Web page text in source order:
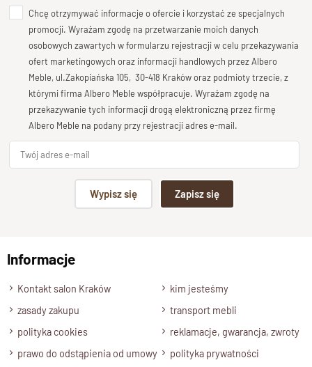
tradycyjnych drewnianych prowadnicach.
Wysokość szuflad to 20 cm, więc mogą też pomieścić
kolekcje płyt CD. Zaraz pod 8 cm listwą blatu znalazł się otwór
na sprzęt o wymiarach 164 cm x 17 cm, który spokojnie
pomieści dekoder, amplituner czy konsole gier. Dwa otwory w
drewnianych plecach komody przydadzą się do przeciągnięcia
kabli do gniazdka.
Specyfikacja techniczna produktu
Styl
Nowoczesny , Kolekcja GOA
Długość
Dodaj opinię o produkcie
Twoja ocena
Bardzo dobry
Twoja opinia o produkcie
Podpis
Wyślij opinię
Chcę otrzymywać informacje o ofercie i korzystać ze specjalnych
promocji. Wyrażam zgodę na przetwarzanie moich danych
osobowych zawartych w formularzu rejestracji w celu przekazywania
ofert marketingowych oraz informacji handlowych przez Albero
Meble, ul.Zakopiańska 105, 30-418 Kraków oraz podmioty trzecie, z
którymi firma Albero Meble współpracuje. Wyrażam zgodę na
przekazywanie tych informacji drogą elektroniczną przez firmę
Albero Meble na podany przy rejestracji adres e-mail.
Wypisz się Zapisz się
Informacje
Kontakt salon Kraków
kim jesteśmy
zasady zakupu
transport mebli
polityka cookies
reklamacje, gwarancja, zwroty
prawo do odstąpienia od umowy
polityka prywatności